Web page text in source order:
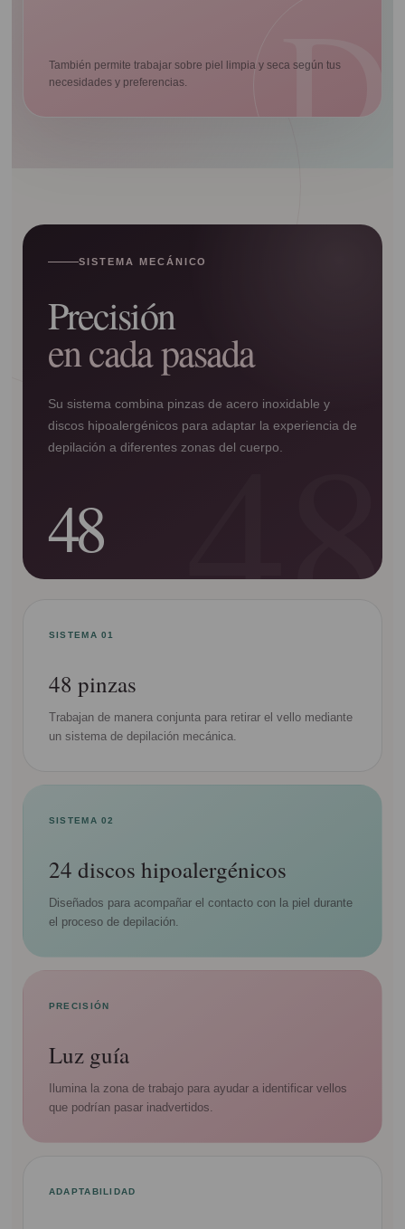
También permite trabajar sobre piel limpia y seca según tus
necesidades y preferencias.
SISTEMA MECÁNICO
Precisión
en cada pasada
Su sistema combina pinzas de acero inoxidable y
discos hipoalergénicos para adaptar la experiencia de
depilación a diferentes zonas del cuerpo.
48
SISTEMA 01
48 pinzas
Trabajan de manera conjunta para retirar el vello mediante
un sistema de depilación mecánica.
SISTEMA 02
24 discos hipoalergénicos
Diseñados para acompañar el contacto con la piel durante
el proceso de depilación.
PRECISIÓN
Luz guía
Ilumina la zona de trabajo para ayudar a identificar vellos
que podrían pasar inadvertidos.
ADAPTABILIDAD